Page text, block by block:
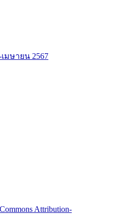
มษายน 2567
Attribution-